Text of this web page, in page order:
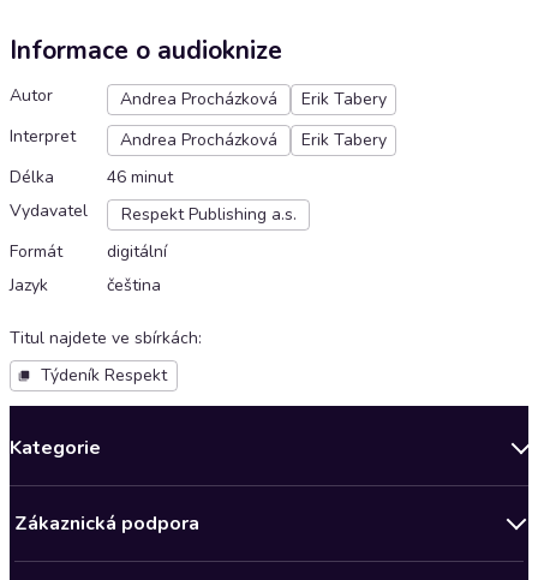
Informace o audioknize
Autor Andrea Procházková
Erik Tabery
Interpret
Andrea Procházková
Erik Tabery
Délka
46 minut
Vydavatel
Respekt Publishing a.s.
Formát
digitální
Jazyk
čeština
Titul najdete ve sbírkách:
Týdeník Respekt
Kategorie
Bestsellery měsíce
Zákaznická podpora